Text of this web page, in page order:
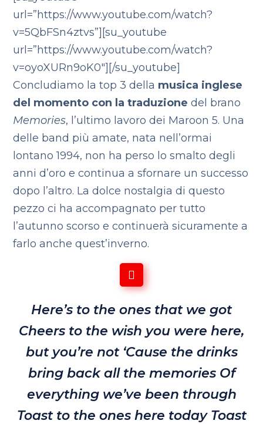
url=”https://www.youtube.com/watch?
v=5QbFSn4ztvs”][su_youtube
url=”https://www.youtube.com/watch?
v=oyoXURn9oK0″][/su_youtube]
Concludiamo la top 3 della musica inglese
del momento con la traduzione del brano
Memories, l’ultimo lavoro dei Maroon 5. Una
delle band più amate, nata nell’ormai
lontano 1994, non ha perso lo smalto degli
anni d’oro e continua a sfornare un successo
dopo l’altro. La dolce nostalgia di questo
pezzo ci ha accompagnato per tutto
l’autunno scorso e continuerà sicuramente a
farlo anche quest’inverno.
Here’s to the ones that we got
Cheers to the wish you were here,
but you’re not ‘Cause the drinks
bring back all the memories Of
everything we’ve been through
Toast to the ones here today Toast